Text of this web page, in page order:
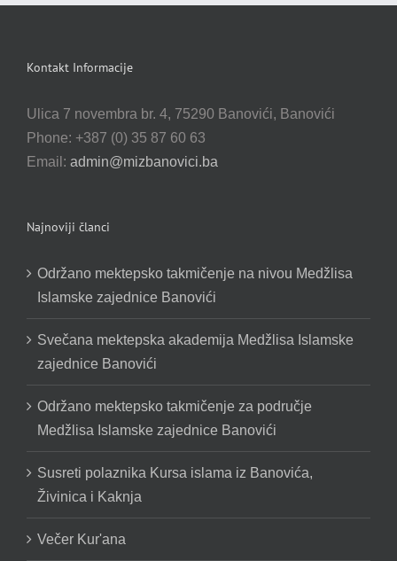
Kontakt Informacije
Ulica 7 novembra br. 4, 75290 Banovići, Banovići
Phone: +387 (0) 35 87 60 63
Email: admin@mizbanovici.ba
Najnoviji članci
Održano mektepsko takmičenje na nivou Medžlisa
Islamske zajednice Banovići
Svečana mektepska akademija Medžlisa Islamske
zajednice Banovići
Održano mektepsko takmičenje za područje
Medžlisa Islamske zajednice Banovići
Susreti polaznika Kursa islama iz Banovića,
Živinica i Kaknja
Večer Kur'ana